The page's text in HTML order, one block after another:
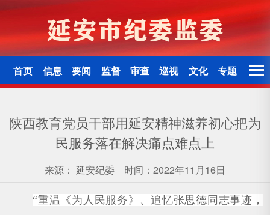
首页 信息 要闻 监督 审查 巡视 文化 专题
陕西教育党员干部用延安精神滋养初心把为
民服务落在解决痛点难点上
来源： 延安纪委 时间：2022年11月16日
“重温《为人民服务》、追忆张思德同志事迹，